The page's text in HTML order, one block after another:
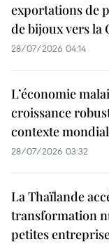
exportations de
de bijoux vers la
28/07/2026 04:14
L’économie
croissance
contexte
28/07/2026 03:32
La Thaïlande
transformation
petites